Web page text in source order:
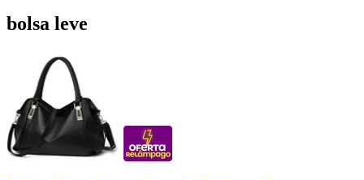
bolsa leve